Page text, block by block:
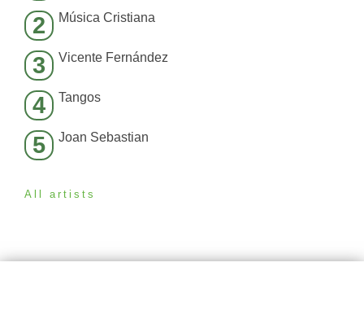
2 Música Cristiana
3 Vicente Fernández
4 Tangos
5 Joan Sebastian
All artists